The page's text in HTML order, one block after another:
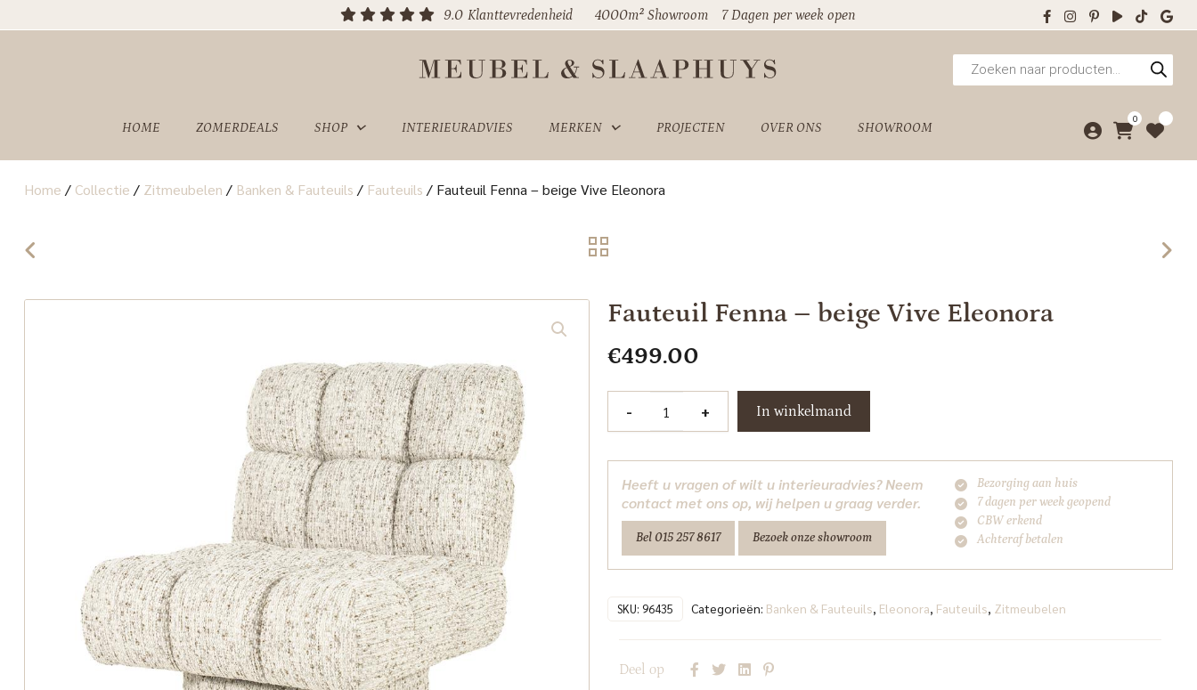
9.0 Klanttevredenheid 4000m² Showroom 7 Dagen per week open
Producten
zoeken
HOME ZOMERDEALS SHOP INTERIEURADVIES MERKEN PROJECTEN OVER ONS SHOWROOM
0
Home / Collectie / Zitmeubelen / Banken & Fauteuils / Fauteuils / Fauteuil Fenna – beige Vive Eleonora
Fauteuil Fenna – beige Vive Eleonora
€499.00
-
Vive
Eleonora
aantal
+ In winkelmand
Heeft u vragen of wilt u interieuradvies? Neem
contact met ons op, wij helpen u graag verder.
Bel 015 257 8617 Bezoek onze showroom
Bezorging aan huis
7 dagen per week geopend
CBW erkend
Achteraf betalen
SKU: 96435 Categorieën: Banken & Fauteuils, Eleonora, Fauteuils, Zitmeubelen
Deel op